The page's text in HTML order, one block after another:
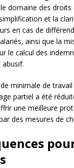
domaine des droits
et la
en cas de
ainsi que la
le calcul des
minimale de
partiel a été
une meilleure
des mesures de